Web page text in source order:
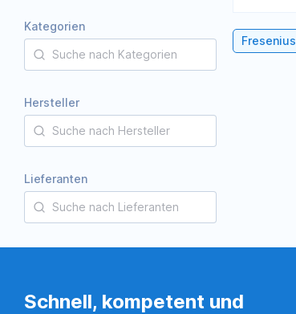
Kategorien
Hersteller
Lieferanten
Fresenius
Schnell, kompetent und